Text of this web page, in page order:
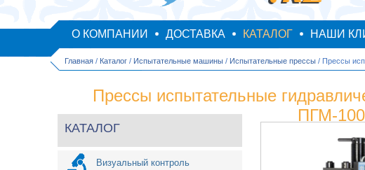
О КОМПАНИИ ДОСТАВКА КАТАЛОГ НАШИ
Главная / Каталог / Испытательные машины / Испытательные прессы / Прессы
Прессы испытательные
ПГМ-
КАТАЛОГ
Визуальный контроль